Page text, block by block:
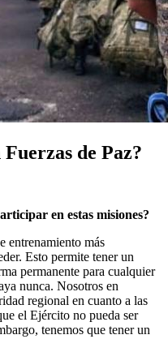
de Paz?
en estas misiones?
entrenamiento más
Esto permite tener un
permanente para cualquier
nunca. Nosotros en
regional en cuanto a las
el Ejército no pueda ser
tenemos que tener un